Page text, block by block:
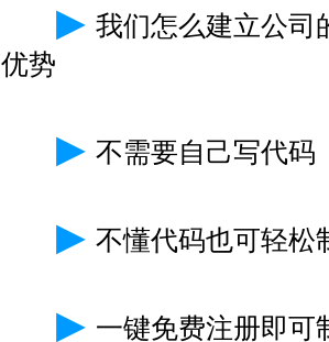
▶ 我们怎么建立公司
优势
▶ 不需要自己写代码
▶ 不懂代码也可轻松
▶ 一键免费注册即可